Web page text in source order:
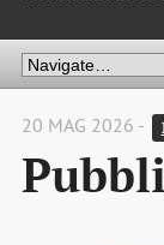
20 MAG 2026 -